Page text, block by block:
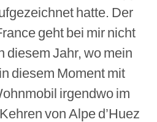
hatte. Der
geht bei mir nicht
diesem Jahr, wo mein
diesem Moment mit
irgendwo im
von Alpe d’Huez